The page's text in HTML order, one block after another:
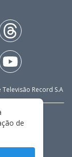
Record S.A
de